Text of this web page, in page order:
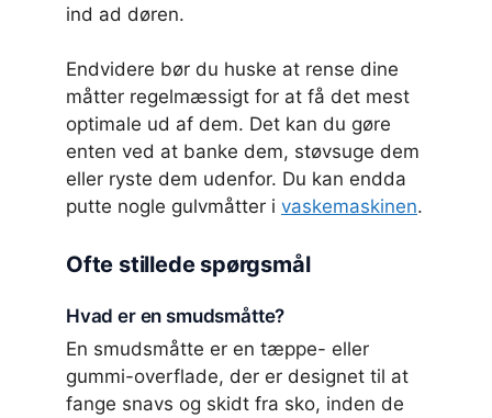
ind ad døren.
Endvidere bør du huske at rense dine
måtter regelmæssigt for at få det mest
optimale ud af dem. Det kan du gøre
enten ved at banke dem, støvsuge dem
eller ryste dem udenfor. Du kan endda
putte nogle gulvmåtter i vaskemaskinen.
Ofte stillede spørgsmål
Hvad er en smudsmåtte?
En smudsmåtte er en tæppe- eller
gummi-overflade, der er designet til at
fange snavs og skidt fra sko, inden de